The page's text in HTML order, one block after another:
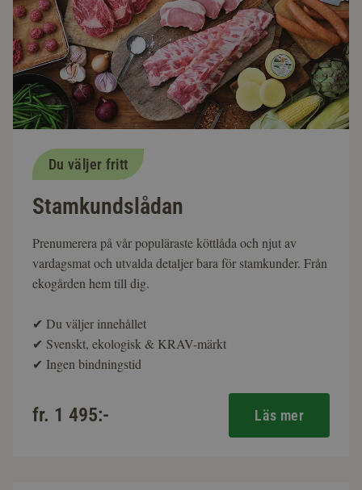
Du väljer fritt
Stamkundslådan
Prenumerera på vår populäraste köttlåda och njut av
vardagsmat och utvalda detaljer bara för stamkunder. Från
ekogården hem till dig.
✔ Du väljer innehållet
✔ Svenskt, ekologisk & KRAV-märkt
✔ Ingen bindningstid
fr. 1 495:- Läs mer